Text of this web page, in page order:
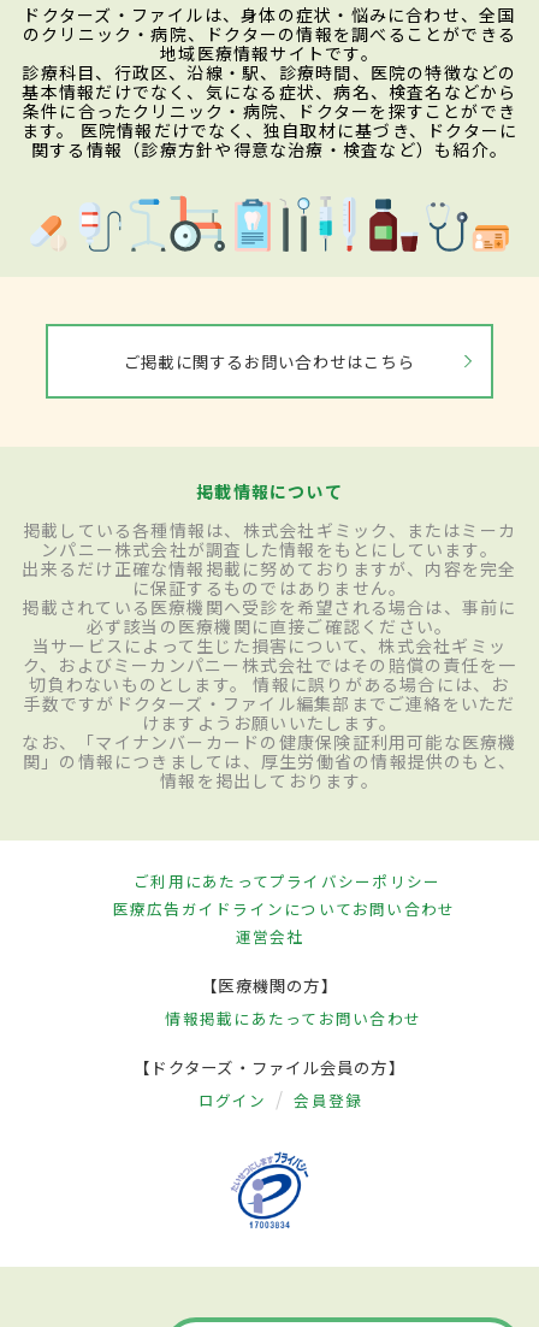
ドクターズ・ファイルは、身体の症状・悩みに合わせ、全国
のクリニック・病院、ドクターの情報を調べることができる
地域医療情報サイトです。
診療科目、行政区、沿線・駅、診療時間、医院の特徴などの
基本情報だけでなく、気になる症状、病名、検査名などから
条件に合ったクリニック・病院、ドクターを探すことができ
ます。 医院情報だけでなく、独自取材に基づき、ドクターに
関する情報（診療方針や得意な治療・検査など）も紹介。
ご掲載に関するお問い合わせはこちら
掲載情報について
掲載している各種情報は、株式会社ギミック、またはミーカ
ンパニー株式会社が調査した情報をもとにしています。
出来るだけ正確な情報掲載に努めておりますが、内容を完全
に保証するものではありません。
掲載されている医療機関へ受診を希望される場合は、事前に
必ず該当の医療機関に直接ご確認ください。
当サービスによって生じた損害について、株式会社ギミッ
ク、およびミーカンパニー株式会社ではその賠償の責任を一
切負わないものとします。 情報に誤りがある場合には、お
手数ですがドクターズ・ファイル編集部までご連絡をいただ
けますようお願いいたします。
なお、「マイナンバーカードの健康保険証利用可能な医療機
関」の情報につきましては、厚生労働省の情報提供のもと、
情報を掲出しております。
ご利用にあたってプライバシーポリシー
医療広告ガイドラインについてお問い合わせ
運営会社
【医療機関の方】
情報掲載にあたって お問い合わせ
【ドクターズ・ファイル会員の方】
ログイン 会員登録